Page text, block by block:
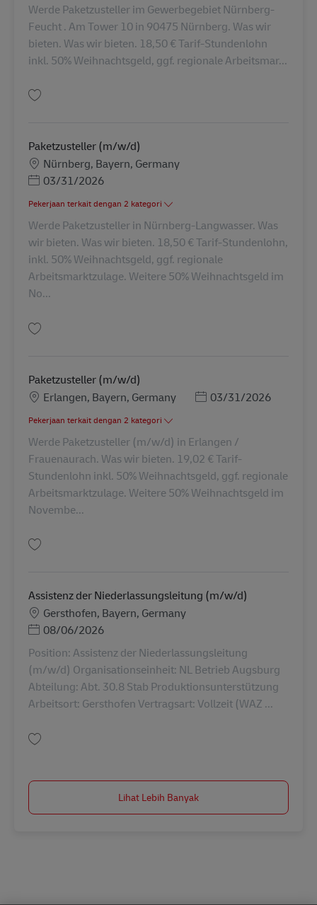
Werde Paketzusteller im Gewerbegebiet Nürnberg-
Feucht . Am Tower 10 in 90475 Nürnberg. Was wir
bieten. Was wir bieten. 18,50 € Tarif-Stundenlohn
inkl. 50% Weihnachtsgeld, ggf. regionale Arbeitsmar...
Paketzusteller (m/w/d)
LokasiNürnberg, Bayern, Germany
Posted Date
03/31/2026
Pekerjaan terkait dengan 2 kategori
Werde Paketzusteller in Nürnberg-Langwasser. Was
wir bieten. Was wir bieten. 18,50 € Tarif-Stundenlohn,
inkl. 50% Weihnachtsgeld, ggf. regionale
Arbeitsmarktzulage. Weitere 50% Weihnachtsgeld im
No...
Paketzusteller (m/w/d)
LokasiErlangen, Bayern, Germany Posted Date
03/31/2026
Pekerjaan terkait dengan 2 kategori
Werde Paketzusteller (m/w/d) in Erlangen /
Frauenaurach. Was wir bieten. 19,02 € Tarif-
Stundenlohn inkl. 50% Weihnachtsgeld, ggf. regionale
Arbeitsmarktzulage. Weitere 50% Weihnachtsgeld im
Novembe...
Assistenz der Niederlassungsleitung (m/w/d)
LokasiGersthofen, Bayern, Germany
Posted Date
08/06/2026
Position: Assistenz der Niederlassungsleitung
(m/w/d) Organisationseinheit: NL Betrieb Augsburg
Abteilung: Abt. 30.8 Stab Produktionsunterstützung
Arbeitsort: Gersthofen Vertragsart: Vollzeit (WAZ ...
Lihat Lebih Banyak